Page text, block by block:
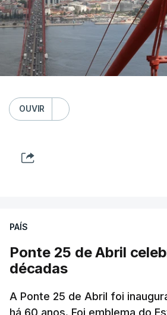
OUVIR
PAÍS
Ponte 25 de Abril
décadas
A Ponte 25 de Abril foi
há 60 anos. Foi emblema do